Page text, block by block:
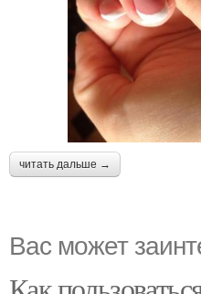
читать дальше →
Вас может